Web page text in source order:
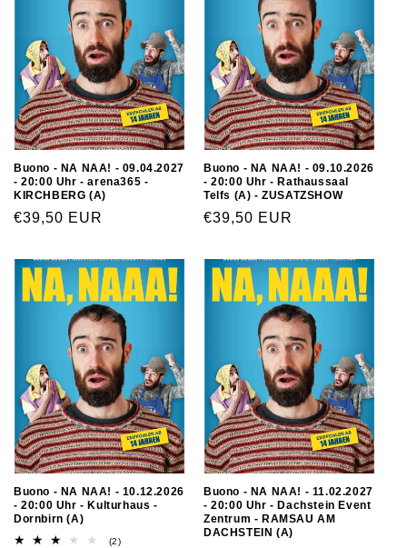
Buono - NA NAA! - 09.04.2027
- 20:00 Uhr - arena365 -
KIRCHBERG (A)
€39,50 EUR
Buono - NA NAA! - 09.10.2026
- 20:00 Uhr - Rathaussaal
Telfs (A) - ZUSATZSHOW
€39,50 EUR
Buono - NA NAA! - 10.12.2026
- 20:00 Uhr - Kulturhaus -
Dornbirn (A)
(2)
Buono - NA NAA! - 11.02.2027
- 20:00 Uhr - Dachstein Event
Zentrum - RAMSAU AM
DACHSTEIN (A)